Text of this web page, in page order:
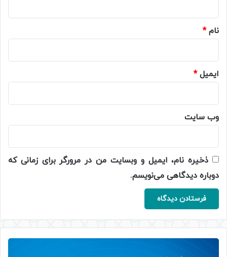
نام*
ایمیل*
وب‌ سایت
ذخیره نام، ایمیل و وبسایت من در مرورگر برای زمانی که
دوباره دیدگاهی می‌نویسم.